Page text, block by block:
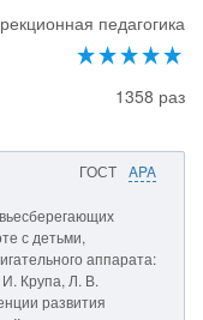
педагогика
1358 раз
ГОСТ APA
с детьми,
аппарата:
Крупа, Л. В.
развития